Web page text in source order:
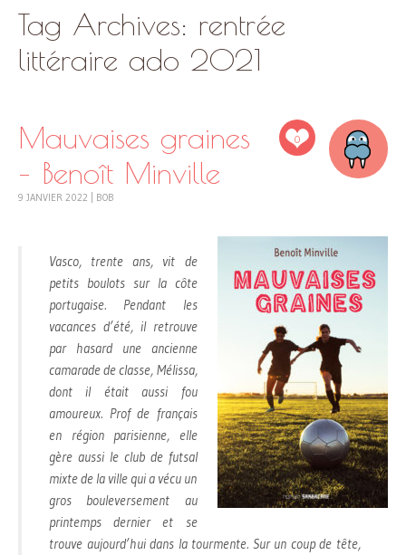
TO
CONTENT
Tag Archives: rentrée
littéraire ado 2021
0
Mauvaises graines
– Benoît Minville
9 JANVIER 2022 BOB
Vasco, trente ans, vit de
petits boulots sur la côte
portugaise. Pendant les
vacances d’été, il retrouve
par hasard une ancienne
camarade de classe, Mélissa,
dont il était aussi fou
amoureux. Prof de français
en région parisienne, elle
gère aussi le club de futsal
mixte de la ville qui a vécu un
gros bouleversement au
printemps dernier et se
trouve aujourd’hui dans la tourmente. Sur un coup de tête,